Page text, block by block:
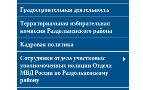
Градостроительная деятельность
Территориальная избирательная
комиссия Раздольненского района
Кадровая политика
Сотрудники отдела участковых
уполномоченных полиции Отдела
МВД России по Раздольненскому
району